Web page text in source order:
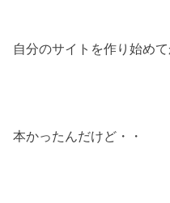
自分のサイトを作り始め
本かったんだけど・・